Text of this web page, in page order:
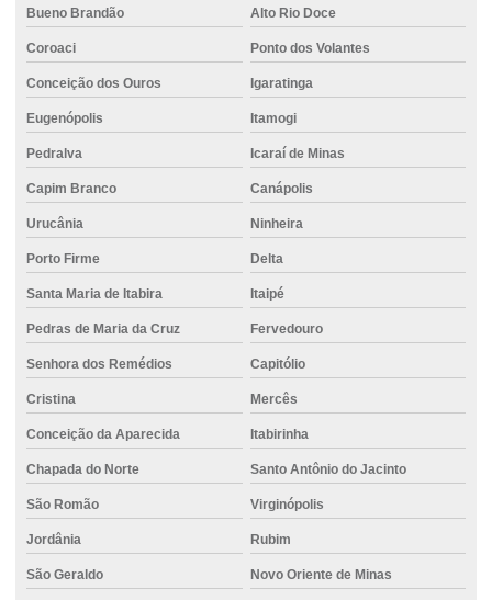
Fornecedores de concreto usinado
Fornecimento de cimento para construção de edifícios
Fornecimento de cimento para construção de parede
Fornecimento de cimento ensacado para obra
Fornecimento de cimento para obras comerciais
Fornecimento de cimento para obras de pavimentação
Fornecimento de cimento de qualidade para obras
Fornecimento de concreto armado
Fundação para áreas urbanas
Fundação com controle técnico
Fundação para edifícios altos
Fundação de estaca escavada
Fundação de estaca hélice
Fundação de estaca hélice contínua
Fundação de estaca strauss
Bueno Brandão Alto Rio Doce
Coroaci Ponto dos Volantes
Conceição dos Ouros Igaratinga
Eugenópolis Itamogi
Pedralva Icaraí de Minas
Capim Branco Canápolis
Urucânia Ninheira
Porto Firme Delta
Santa Maria de Itabira Itaipé
Pedras de Maria da Cruz Fervedouro
Senhora dos Remédios Capitólio
Cristina Mercês
Conceição da Aparecida Itabirinha
Chapada do Norte Santo Antônio do Jacinto
São Romão Virginópolis
Jordânia Rubim
São Geraldo Novo Oriente de Minas